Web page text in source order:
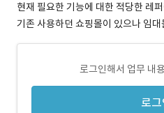
현재 필요한 기능에 대한 적당한 레
기존 사용하던 쇼핑몰이 있으나 임
로그인해서 업무 내
로그